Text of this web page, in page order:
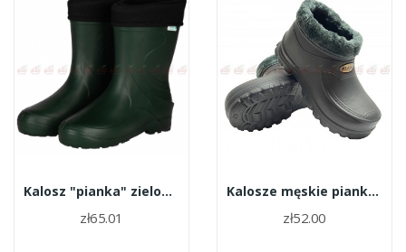
Kalosz "pianka" zielony roz.45
zł65.01
Kalosze męskie piankowe krótkie ocieplane roz.44
zł52.00